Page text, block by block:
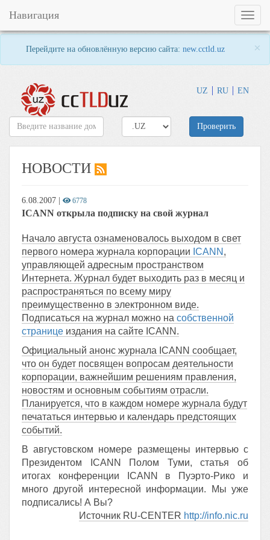
Перейдите на обновлённую версию сайта: new.cctld.uz ×
UZ RU EN
Toggle
Навигация
Проверить
НОВОСТИ
6.08.2007 6778
ICANN открыла подписку на свой журнал
Начало августа ознаменовалось выходом в свет
первого номера журнала корпорации ICANN ,
управляющей адресным пространством
Интернета. Журнал будет выходить раз в месяц и
распространяться по всему миру
преимущественно в электронном виде.
Подписаться на журнал можно на собственной
странице издания на сайте ICANN.
Официальный анонс журнала ICANN сообщает,
что он будет посвящен вопросам деятельности
корпорации, важнейшим решениям правления,
новостям и основным событиям отрасли.
Планируется, что в каждом номере журнала будут
печататься интервью и календарь предстоящих
событий.
В августовском номере размещены интервью с
Президентом ICANN Полом Туми, статья об
итогах конференции ICANN в Пуэрто-Рико и
много другой интересной информации. Мы уже
подписались! А Вы?
Источник RU-CENTER http://info.nic.ru